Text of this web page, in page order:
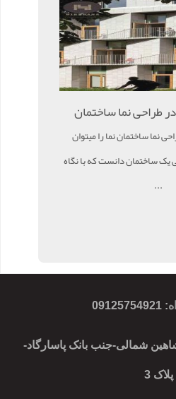
طراحی نما ساختمان
نما ساختمان نما را میتوان
یک ساختمان دانست که با نگاه
...
:
09125754921
شمالی-جنب بانک پاسارگاد-
پلاک 3